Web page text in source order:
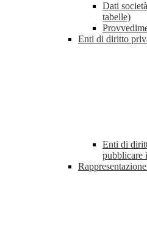
Dati
tabelle)
Enti di diritto
Enti di
pubblicare